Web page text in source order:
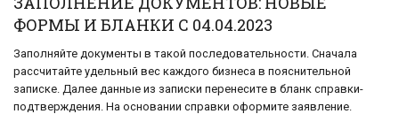
ФОРМЫ И БЛАНКИ С 04.04.2023
Заполняйте документы в такой последовательности. Сначала
рассчитайте удельный вес каждого бизнеса в пояснительной
записке. Далее данные из записки перенесите в бланк справки-
подтверждения. На основании справки оформите заявление.